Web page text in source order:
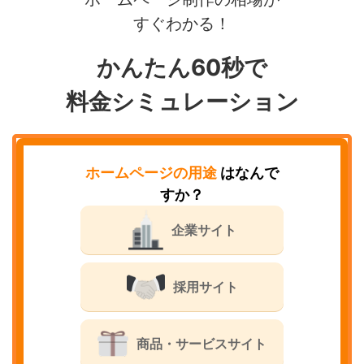
すぐわかる！
かんたん60秒で
料金シミュレーション
ホームページの用途 はなんで
すか？
企業サイト
採用サイト
商品・サービスサイト